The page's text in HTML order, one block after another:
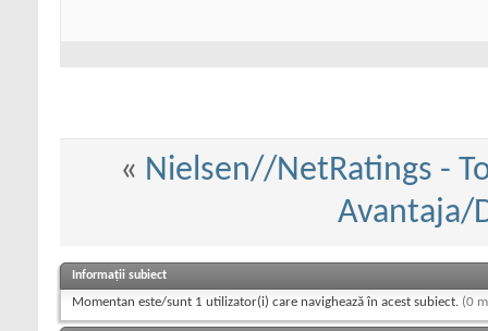
« Nielsen//NetRatings -
Avantaja/
Informații subiect
Momentan este/sunt 1 utilizator(i) care navighează în acest subiect. (0